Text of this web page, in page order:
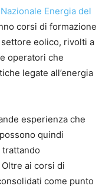
Nazionale Energia del
corsi di formazione
eolico, rivolti a
operatori che
legate all’energia
esperienza che
quindi
ai corsi di
come punto